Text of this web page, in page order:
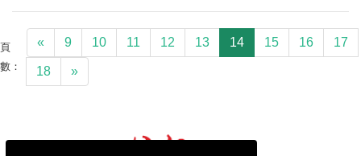
頁
數：
« 9 10 11 12 13 14 15 16 17
18 »